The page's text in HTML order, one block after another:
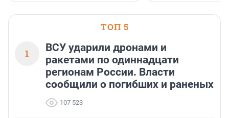
застройщик
области».
ТОП 5
1
ВСУ ударили дронами и
ракетами по одиннадцати
регионам России. Власти
сообщили о погибших и раненых
107 523